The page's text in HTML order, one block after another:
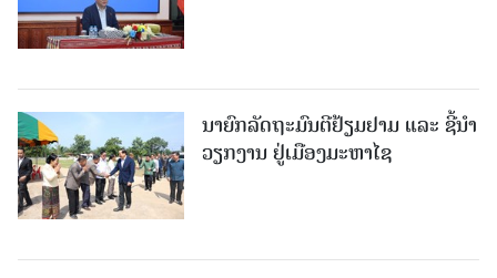
ນາຍົກລັດຖະມົນຕີຢ້ຽມຢາມ ແລະ ຊີ້ນຳ
ວຽກງານ ຢູ່ເມືອງມະຫາໄຊ